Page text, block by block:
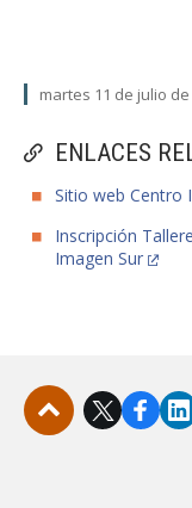
ENLACES
Sitio web Centro
Inscripción
Imagen Sur
martes 11 de julio de